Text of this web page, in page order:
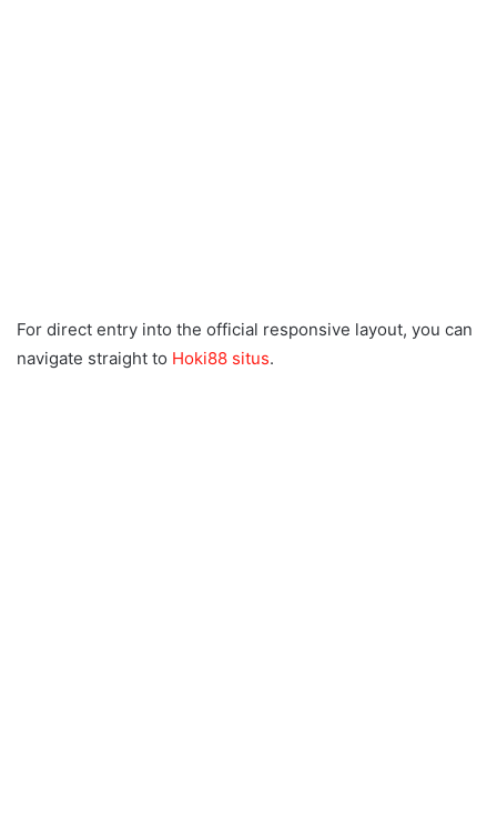
For direct entry into the official responsive layout, you can
navigate straight to Hoki88 situs.